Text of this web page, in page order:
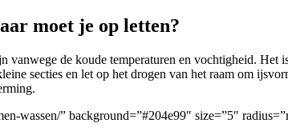
moet je op letten?
vanwege de koude temperaturen en vochtigheid.
secties en let op het drogen van het raam om
wassen/” background=”#204e99″ size=”5″